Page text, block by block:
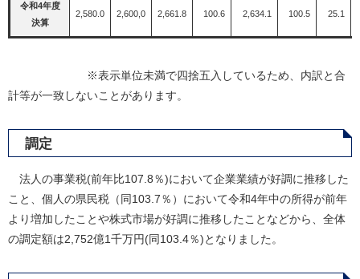
令和4年度
決算
2,580.0 2,600,0 2,661.8 100.6 2,634.1 100.5 25.1
※表示単位未満で四捨五入しているため、内訳と合
計等が一致しないことがあります。
調定
法人の事業税(前年比107.8％)において企業業績が好調に推移した
こと、個人の県民税（同103.7％）において令和4年中の所得が前年
より増加したことや株式市場が好調に推移したことなどから、全体
の調定額は2,752億1千万円(同103.4％)となりました。